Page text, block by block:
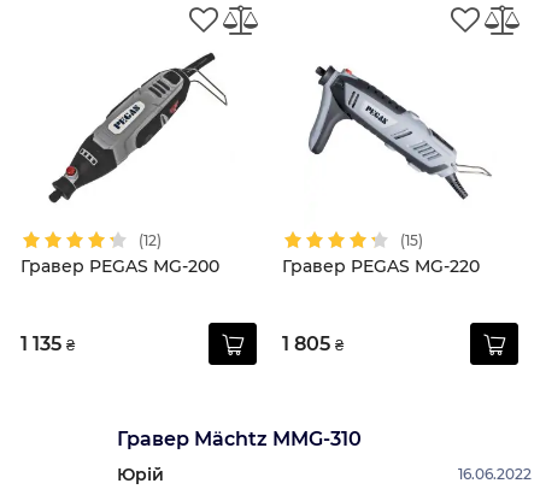
(12)
Гравер PEGAS MG-200
1 135 ₴
(15)
Гравер PEGAS MG-220
1 805 ₴
Гравер Mächtz MMG-310
Юрій 16.06.2022